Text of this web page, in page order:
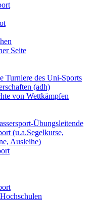
Seite
Turniere des Uni-Sports
(adh)
von Wettkämpfen
Übungsleitende
(u.a.Segelkurse,
Ausleihe)